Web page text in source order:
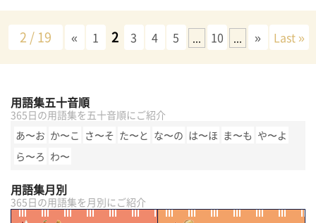
2 / 19 « 1 2 3 4 5 ... 10 ... » Last »
用語集五十音順
365日の用語集を五十音順にご紹介
あ〜お か〜こ さ〜そ た〜と な〜の は〜ほ ま〜も や〜よ
ら〜ろ わ〜
用語集月別
365日の用語集を月別にご紹介